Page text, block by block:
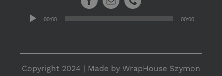
Audio-00:00 00:00
Copyright 2024 | Made by WrapHouse Szymon